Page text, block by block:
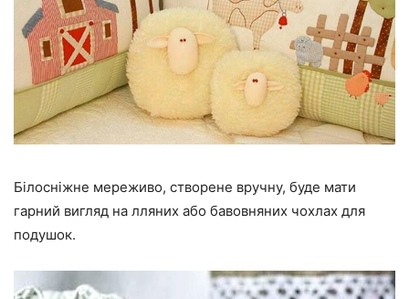
Білосніжне мереживо, створене вручну, буде мати
гарний вигляд на лляних або бавовняних чохлах для
подушок.